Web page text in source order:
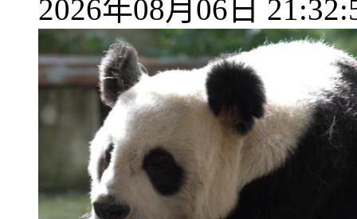
2026年08月06日